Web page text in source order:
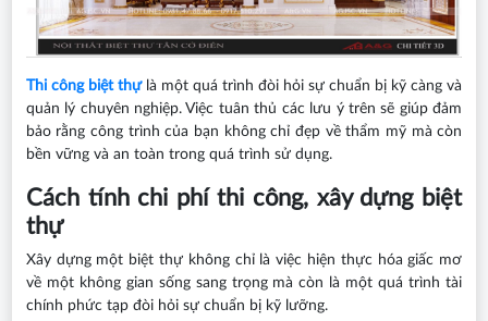
Thi công biệt thựlà một quá trình đòi hỏi sự chuẩn bị kỹ càng và
quản lý chuyên nghiệp. Việc tuân thủ các lưu ý trên sẽ giúp đảm
bảo rằng công trình của bạn không chỉ đẹp về thẩm mỹ mà còn
bền vững và an toàn trong quá trình sử dụng.
Cách tính chi phí thi công, xây dựng biệt
thự
Xây dựng một biệt thự không chỉ là việc hiện thực hóa giấc mơ
về một không gian sống sang trọng mà còn là một quá trình tài
chính phức tạp đòi hỏi sự chuẩn bị kỹ lưỡng.